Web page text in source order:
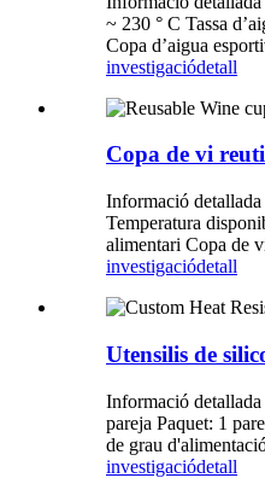
~ 230 ° C Tassa
Copa d’aigua
investigaciódetall
Copa de vi
Informació
Temperatura
alimentari Copa de
investigaciódetall
Utensilis de
Informació
pareja Paquet: 1
de grau
investigaciódetall